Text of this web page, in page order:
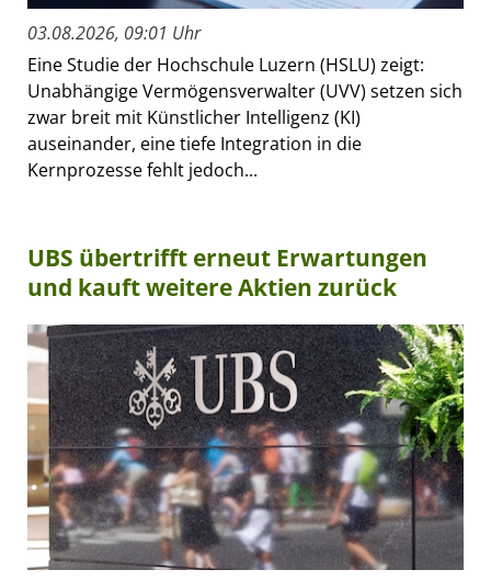
03.08.2026, 09:01 Uhr
Eine Studie der Hochschule Luzern (HSLU) zeigt:
Unabhängige Vermögensverwalter (UVV) setzen sich
zwar breit mit Künstlicher Intelligenz (KI)
auseinander, eine tiefe Integration in die
Kernprozesse fehlt jedoch...
UBS übertrifft erneut Erwartungen
und kauft weitere Aktien zurück